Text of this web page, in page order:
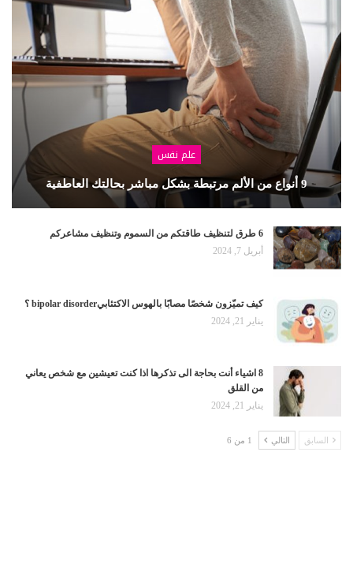
علم نفس
9 أنواع من الألم مرتبطة بشكل مباشر بحالتك العاطفية
6 طرق لتنظيف طاقتكم من السموم وتنظيف مشاعركم
أبريل 7, 2024
كيف تميّزون شخصًا مصابًا بالهوس الاكتئابيbipolar disorder ؟
يناير 21, 2024
8 اشياء أنت بحاجة الى تذكرها اذا كنت تعيشين مع شخص يعاني
من القلق
يناير 21, 2024
السابق التالي 1 من 6